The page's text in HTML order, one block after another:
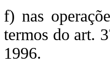
f) nas
termos do art.
1996.